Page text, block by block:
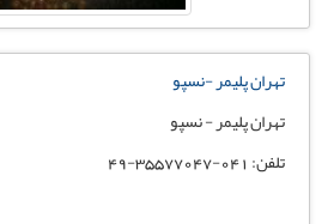
تهران پلیمر -نسپو
تهران پلیمر - نسپو
تلفن: 041-35577047-49